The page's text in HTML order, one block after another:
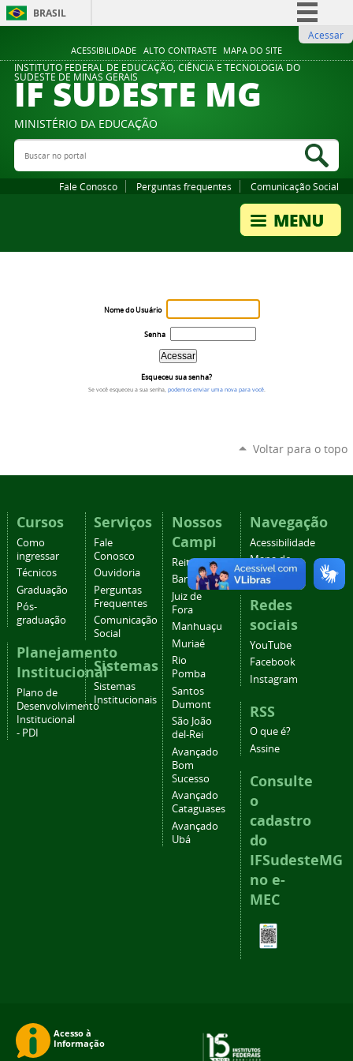
ACESSIBILIDADE ALTO CONTRASTE MAPA DO SITE
BRASIL
Comunica BR
Participe
Legislação
Acessar
INSTITUTO FEDERAL DE EDUCAÇÃO, CIÊNCIA E TECNOLOGIA DO
SUDESTE DE MINAS GERAIS
IF SUDESTE MG
MINISTÉRIO DA EDUCAÇÃO
Buscar no portal
Fale Conosco Perguntas frequentes Comunicação Social
Nome do Usuário
Senha
Esqueceu sua senha?
Se você esqueceu a sua senha, podemos enviar uma nova para você.
Voltar para o topo
Cursos
Como
ingressar
Técnicos
Graduação
Pós-
graduação
Planejamento
Institucional
Plano de
Desenvolvimento
Institucional
- PDI
Serviços
Fale
Conosco
Ouvidoria
Perguntas
Frequentes
Comunicação
Social
Sistemas
Sistemas
Institucionais
Nossos
Campi
Reitoria
Barbacena
Juiz de
Fora
Manhuaçu
Muriaé
Rio
Pomba
Santos
Dumont
São João
del-Rei
Avançado
Bom
Sucesso
Avançado
Cataguases
Avançado
Ubá
Navegação
Acessibilidade
Mapa do
site
Redes
sociais
YouTube
Facebook
Instagram
RSS
O que é?
Assine
Consulte
o
cadastro
do
IFSudesteMG
no e-
MEC